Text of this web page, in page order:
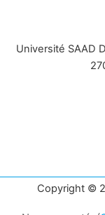
Université SAAD
Copyright ©